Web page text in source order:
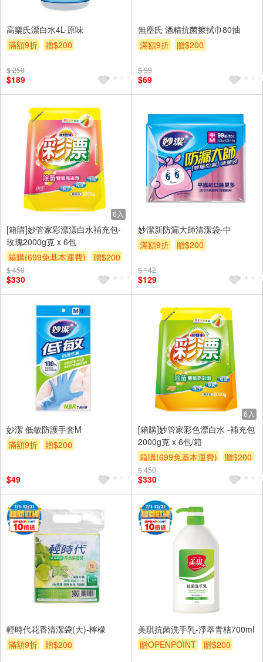
高樂氏漂白水4L-原味
滿額9折
贈$200
$ 250
$189
無塵氏 酒精抗菌擦拭巾80抽
滿額9折
贈$200
$ 99
$69
6入
[箱購]妙管家彩漂漂白水補充包-
玫瑰2000g克 x 6包
箱購(699免基本運費)
贈$200
$ 450
$330
妙潔新防漏大師清潔袋-中
滿額9折
贈$200
$ 142
$129
妙潔 低敏防護手套M
滿額9折
贈$200
$49
6入
[箱購]妙管家彩色漂白水 -補充包
2000g克 x 6包/箱
箱購(699免基本運費)
贈$200
$ 450
$330
輕時代花香清潔袋(大)-檸檬
滿額9折
贈$200
美琪抗菌洗手乳-淨萃青桔700ml
贈OPENPOINT
贈$200